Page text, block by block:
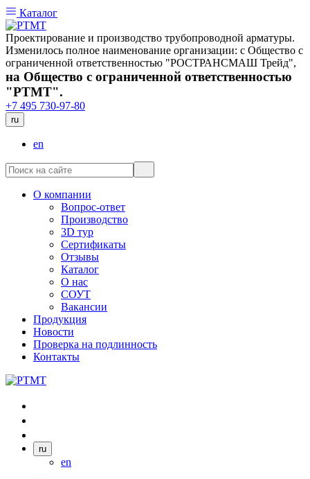
Каталог
Проектирование и производство трубопроводной арматуры.
Изменилось полное наименование организации: с Общество с
ограниченной ответственностью "РОСТРАНСМАШ Трейд",
на Общество с ограниченной ответственностью
"РТМТ".
+7 495 730-97-80
ru
en
О компании
Вопрос-ответ
Производство
3D тур
Сертификаты
Отзывы
Каталог
О нас
СОУТ
Вакансии
Продукция
Новости
Проверка на подлинность
Контакты
ru
en